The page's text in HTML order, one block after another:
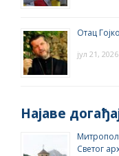
Отац
јул 21, 2026
Најаве
Светог